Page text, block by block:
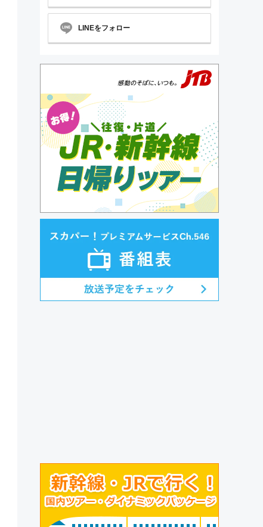
LINEをフォロー